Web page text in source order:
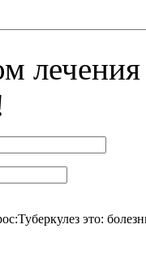
Туберкулез это: